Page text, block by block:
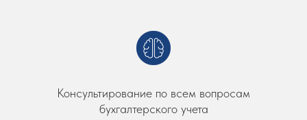
Консультирование по всем вопросам
бухгалтерского учета